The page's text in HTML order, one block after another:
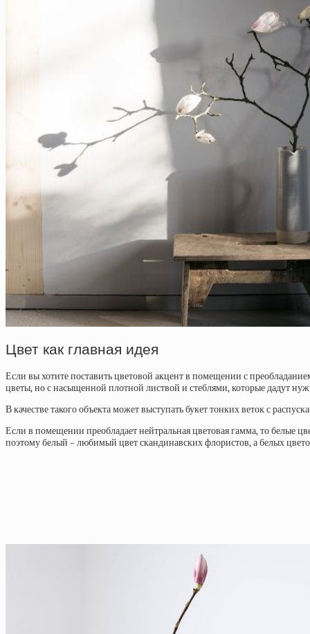
Цвет как главная идея
Если вы хотите поставить цветовой акцент в помещении с
цветы, но с насыщенной плотной листвой и стеблями, которые дадут
В качестве такого объекта может выступать букет тонких веток с
Если в помещении преобладает нейтральная цветовая гамма, то белые
поэтому белый – любимый цвет скандинавских флористов, а белых